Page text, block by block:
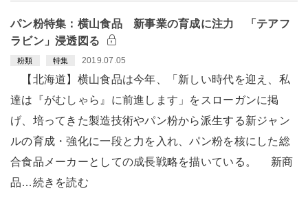
パン粉特集：横山食品 新事業の育成に注力 「テアフ
ラビン」浸透図る
粉類 特集 2019.07.05
【北海道】横山食品は今年、「新しい時代を迎え、私
達は『がむしゃら』に前進します」をスローガンに掲
げ、培ってきた製造技術やパン粉から派生する新ジャン
ルの育成・強化に一段と力を入れ、パン粉を核にした総
合食品メーカーとしての成長戦略を描いている。 新商
品…続きを読む